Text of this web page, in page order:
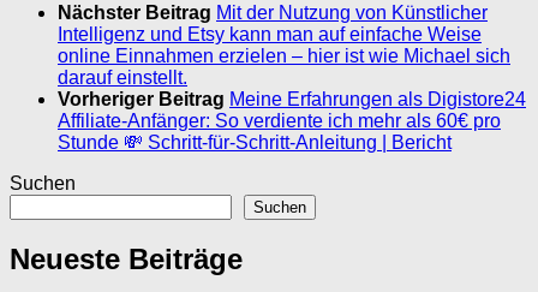
Nächster Beitrag Mit der Nutzung von Künstlicher
Intelligenz und Etsy kann man auf einfache Weise
online Einnahmen erzielen – hier ist wie Michael sich
darauf einstellt.
Vorheriger Beitrag Meine Erfahrungen als Digistore24
Affiliate-Anfänger: So verdiente ich mehr als 60€ pro
Stunde 💸 Schritt-für-Schritt-Anleitung | Bericht
Suchen
Suchen
Neueste Beiträge